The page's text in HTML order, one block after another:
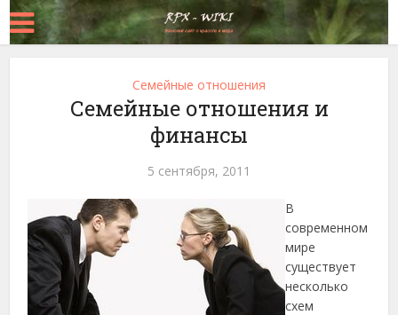
Семейные отношения
Семейные отношения и
финансы
5 сентября, 2011
В
современном
мире
существует
несколько
схем